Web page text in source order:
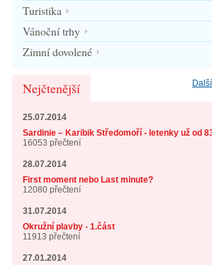
Turistika
Vánoční trhy
Zimní dovolené
Nejčtenější
25.07.2014
Sardinie – Karibik Středomoří - letenky už od
16053 přečtení
28.07.2014
First moment nebo Last minute?
12080 přečtení
31.07.2014
Okružní plavby - 1.část
11913 přečtení
27.01.2014